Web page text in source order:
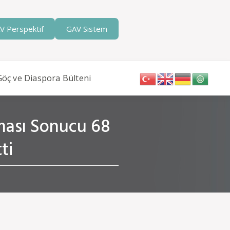
Perspektif GAV Sistem
ve Diaspora Bülteni
Sonucu 68